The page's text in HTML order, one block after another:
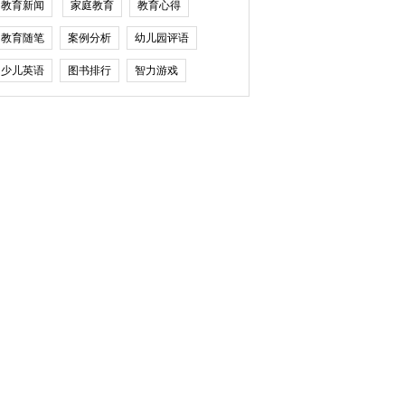
教育新闻 家庭教育 教育心得
教育随笔 案例分析 幼儿园评语
少儿英语 图书排行 智力游戏